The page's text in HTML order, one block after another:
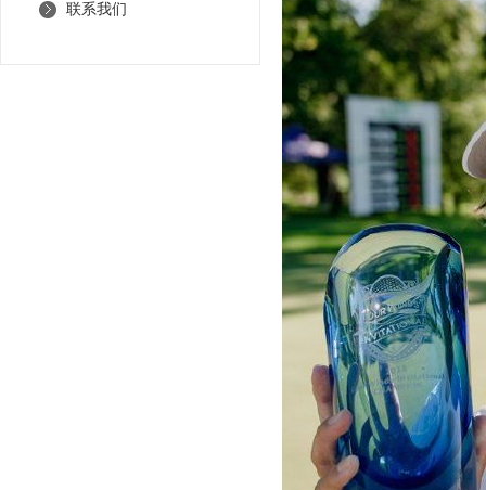
联系我们